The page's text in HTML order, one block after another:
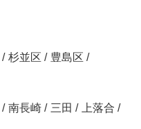
/ 杉並区 / 豊島区 /
/ 南長崎 / 三田 / 上落合 /